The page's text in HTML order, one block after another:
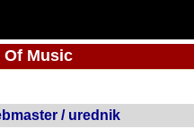
Music
/ urednik